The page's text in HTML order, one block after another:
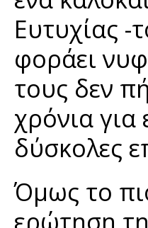
Ευτυχίας -
φοράει
τους δεν
χρόνια
δύσκολες
Όμως το
ερώτηση